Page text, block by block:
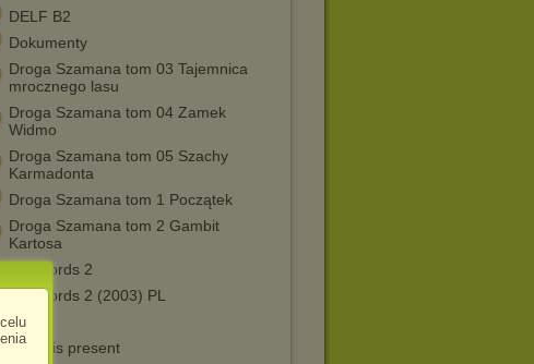
DELF B2
Dokumenty
Droga Szamana tom 03 Tajemnica
mrocznego lasu
Droga Szamana tom 04 Zamek
Widmo
Droga Szamana tom 05 Szachy
Karmadonta
Droga Szamana tom 1 Początek
Droga Szamana tom 2 Gambit
Kartosa
Etherlords 2
Etherlords 2 (2003) PL
Filmy
francais present